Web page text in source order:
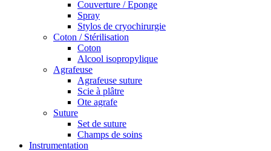
Couverture / Eponge
Spray
Stylos de cryochirurgie
Coton / Stérilisation
Coton
Alcool isopropylique
Agrafeuse
Agrafeuse suture
Scie à plâtre
Ote agrafe
Suture
Set de suture
Champs de soins
Instrumentation